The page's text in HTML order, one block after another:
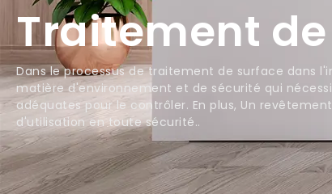
Traitement
Dans le processus de traitement de surface dans
matière d'environnement et de sécurité qui
adéquates pour le contrôler. En plus, Un
d'utilisation en toute sécurité..